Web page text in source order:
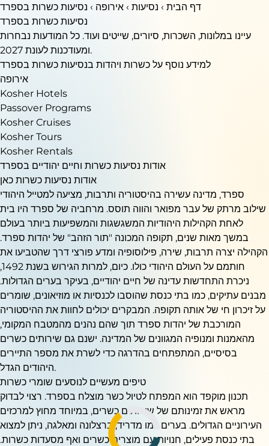
דף הבית › נסיעות › אירופה › נסיעות כשרות בספרד
נסיעות כשרות בספרד
עיינו במלונות, השכרות, סיורים, שייטים ועוד. כל המודעות נבחרות
ומעודכנות לעונת 2027.
למידע נוסף על כשרות ויהדות בנסיעות כשרות בספרד
אירופה
Kosher Hotels
Passover Programs
Kosher Cruises
Kosher Tours
Kosher Rentals
אודות נסיעות כשרות וחיים יהודיים בספרד
אודות נסיעות כשרות כאן
ספרד, מדינה עשירה בהיסטוריה ותרבות, מציעה למטייל היהודי
שילוב מרתק של עבר מפואר והווה תוסס. מרחביה של ספרד היו בית
לאחת הקהילות היהודיות המשגשגות והמשפיעות ביותר בעולם
במשך מאות שנים, תקופה המכונה "תור הזהב" של יהדות ספרד.
הקהילה יצרה תרבות, שירה, פילוסופיה ומדע פורצי דרך שהטביעו את
חותמם על העולם היהודי כולו. כיום, למרות הגירוש בשנת 1492,
ניכרת התחדשות עדינה של חיים יהודיים, בעיקר בערים הגדולות.
מבנים עתיקים, כמו בתי כנסת שהוסבו לכנסיות או מוזיאונים, שומרים
על זיכרון חי של אותה תקופה. המבקרים יכולים לחוות את ההיסטוריה
המורכבת של יהדות ספרד תוך שהם נהנים מהמטבח המקומי,
מהאמנות ומנופיה המגוונים של המדינה. ישנם גם שירותים כשרים
בסיסיים, המתפתחים בהדרגה כדי לשרת את מספר התיירים
היהודים הגדל.
טיפים מעשיים לנוסעים שומרי כשרות
תכנון מוקפד הוא המפתח לטיול כשר מוצלח בספרד. רצוי לבדוק
מראש את זמינותם של שירותים כשרים, במיוחד מחוץ למרכזים
העירוניים הגדולים. בערים כמו מדריד, ברצלונה ומאלגה, ניתן למצוא
בתי כנסת פעילים, חנויות עם מוצרים כשרים ואף מסעדות כשרות.